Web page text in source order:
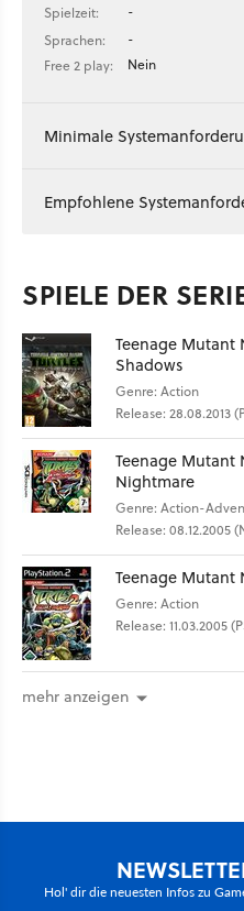
Spielzeit:
-
Sprachen:
-
Free 2 play:
Nein
Minimale
Empfohlene
SPIELE DER
Teenage Mutant
Shadows
Genre: Action
Release: 28.08.2013
Teenage Mutant
Nightmare
Genre: Action-
Release: 08.12.2005
Teenage Mutant
Genre: Action
Release: 11.03.2005
mehr anzeigen
Hol' dir die neuesten Infos zu